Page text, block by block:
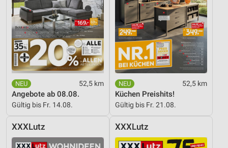
52,5 km
Angebote ab 08.08.
Gültig bis Fr. 14.08.
52,5 km
Küchen Preishits!
Gültig bis Fr. 21.08.
XXXLutz XXXLutz